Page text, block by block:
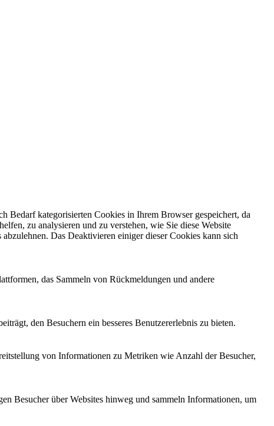
Bedarf kategorisierten Cookies in Ihrem Browser gespeichert, da
zu analysieren und zu verstehen, wie Sie diese Website
Das Deaktivieren einiger dieser Cookies kann sich
das Sammeln von Rückmeldungen und andere
den Besuchern ein besseres Benutzererlebnis zu bieten.
von Informationen zu Metriken wie Anzahl der Besucher,
Besucher über Websites hinweg und sammeln Informationen, um